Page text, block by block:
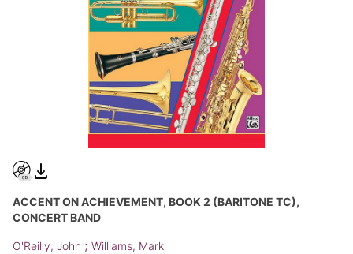
ACCENT ON ACHIEVEMENT, BOOK 2 (BARITONE TC),
CONCERT BAND
O'Reilly, John ; Williams, Mark